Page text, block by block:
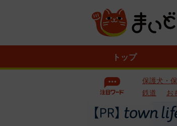
トップ
保護犬・
鉄道
お